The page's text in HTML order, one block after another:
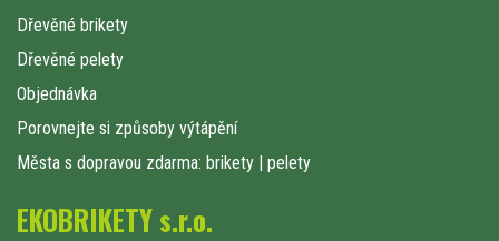
Dřevěné brikety
Dřevěné pelety
Objednávka
Porovnejte si způsoby výtápění
Města s dopravou zdarma: brikety | pelety
EKOBRIKETY s.r.o.